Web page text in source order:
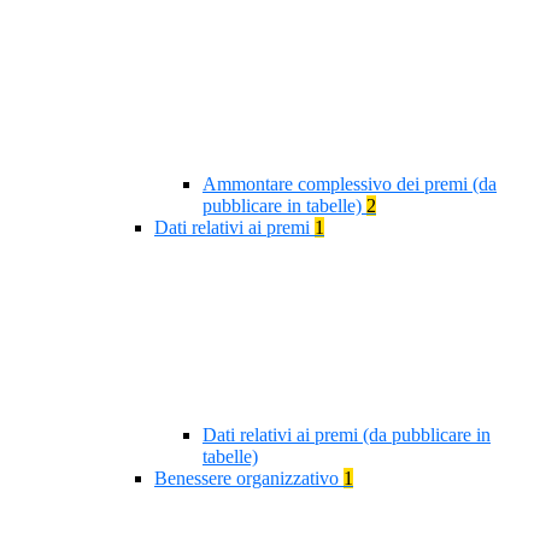
Ammontare complessivo dei premi (da
pubblicare in tabelle) 2
Dati relativi ai premi 1
Dati relativi ai premi (da pubblicare in
tabelle)
Benessere organizzativo 1